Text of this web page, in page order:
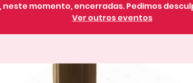
neste momento, encerradas. Pedimos
Ver outros eventos